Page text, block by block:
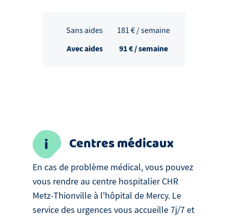
Sans aides 181 € / semaine
Avec aides 91€ / semaine
Centres médicaux
En cas de problème médical, vous pouvez
vous rendre au centre hospitalier CHR
Metz-Thionville à l'hôpital de Mercy. Le
service des urgences vous accueille 7j/7 et